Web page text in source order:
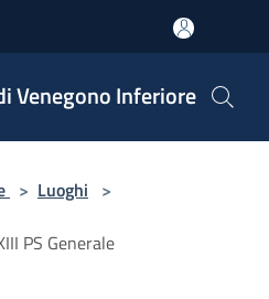
Venegono Inferiore
> Luoghi >
PS Generale